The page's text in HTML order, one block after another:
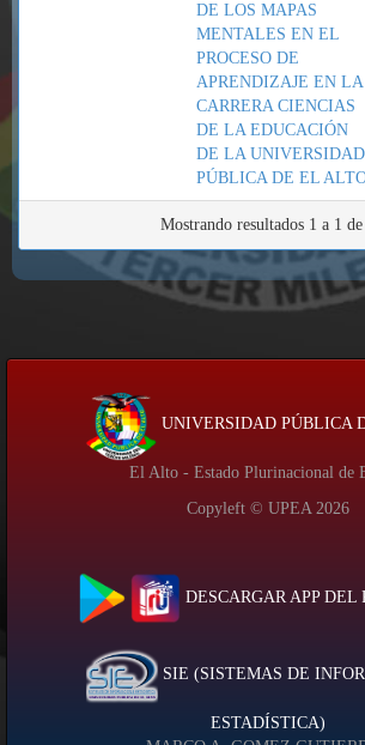
DE LOS MAPAS
MENTALES EN EL
PROCESO DE
APRENDIZAJE EN LA
CARRERA CIENCIAS
DE LA EDUCACIÓN
DE LA UNIVERSIDAD
PÚBLICA DE EL
Mostrando resultados 1 a 1 de
UNIVERSIDAD PÚBLICA
El Alto - Estado Plurinacional de
Copyleft © UPEA 2026
DESCARGAR APP DEL
SIE (SISTEMAS DE
ESTADÍSTICA)